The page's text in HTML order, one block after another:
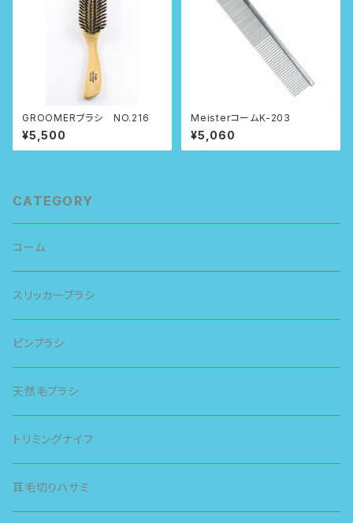
GROOMERブラシ NO.216
¥5,500
MeisterコームK-203
¥5,060
CATEGORY
コーム
スリッカーブラシ
ピンブラシ
天然毛ブラシ
トリミングナイフ
耳毛切りハサミ